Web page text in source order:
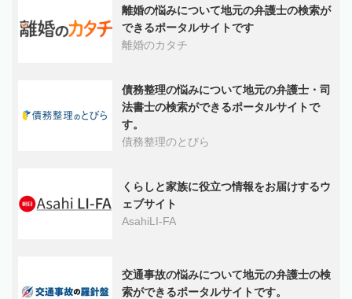
離婚の悩みについて地元の弁護士の検索が
できるポータルサイトです
離婚のカタチ
債務整理の悩みについて地元の弁護士・司
法書士の検索ができるポータルサイトで
す。
債務整理のとびら
くらしと家族に役立つ情報をお届けするウ
ェブサイト
AsahiLI-FA
交通事故の悩みについて地元の弁護士の検
索ができるポータルサイトです。